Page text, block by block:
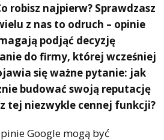
robisz najpierw? Sprawdzasz
z nas to odruch – opinie
podjąć decyzję
do firmy, której wcześniej
się ważne pytanie: jak
budować swoją reputację
tej niezwykle cennej funkcji?
Google mogą być